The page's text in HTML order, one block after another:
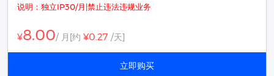
说明：独立IP30/月|禁止违法违规业务
¥8.00/ 月 [约 ¥0.27 /天]
立即购买